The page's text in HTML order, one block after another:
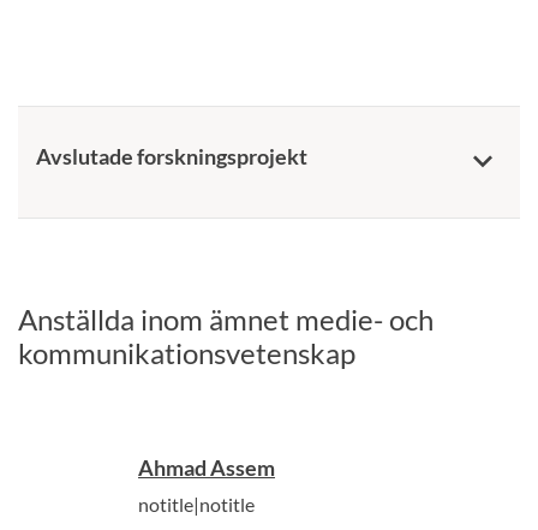
Avslutade forskningsprojekt keyboard_arrow_down
Anställda inom ämnet medie- och
kommunikationsvetenskap
Ahmad Assem
notitle|notitle